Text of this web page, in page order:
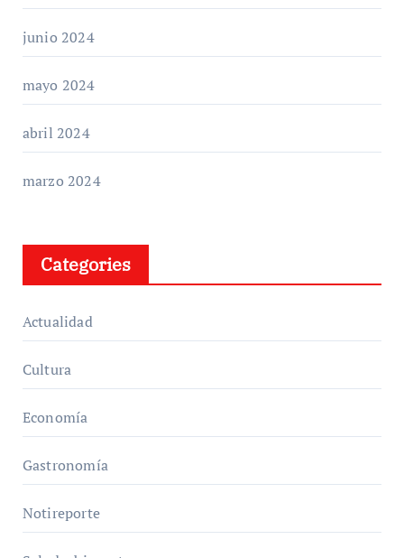
junio 2024
mayo 2024
abril 2024
marzo 2024
Categories
Actualidad
Cultura
Economía
Gastronomía
Notireporte